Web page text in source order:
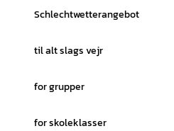
Schlechtwetterangebot
til alt slags vejr
for grupper
for skoleklasser